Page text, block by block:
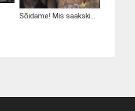
Sõidame! Mis saakski...